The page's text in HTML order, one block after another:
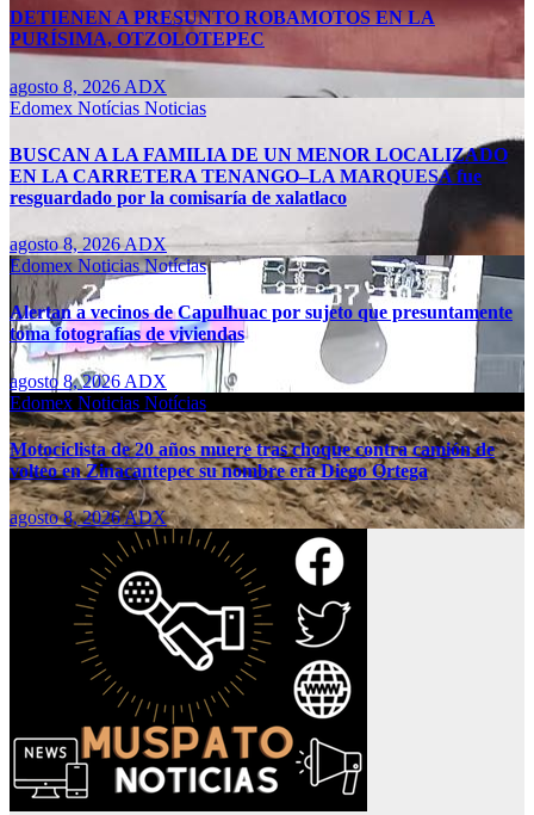
DETIENEN A PRESUNTO ROBAMOTOS EN LA
PURÍSIMA, OTZOLOTEPEC
agosto 8, 2026 ADX
Edomex Notícias Noticias
BUSCAN A LA FAMILIA DE UN MENOR LOCALIZADO
EN LA CARRETERA TENANGO–LA MARQUESA fue
resguardado por la comisaría de xalatlaco
agosto 8, 2026ADX
Edomex NoticiasNotícias
Alertan a vecinos de Capulhuac por sujeto que presuntamente
toma fotografías de viviendas
agosto 8, 2026 ADX
Edomex Noticias Notícias
Motociclista de 20 años muere tras choque contra camión de
volteo en Zinacantepec su nombre era Diego Ortega
agosto 8, 2026ADX